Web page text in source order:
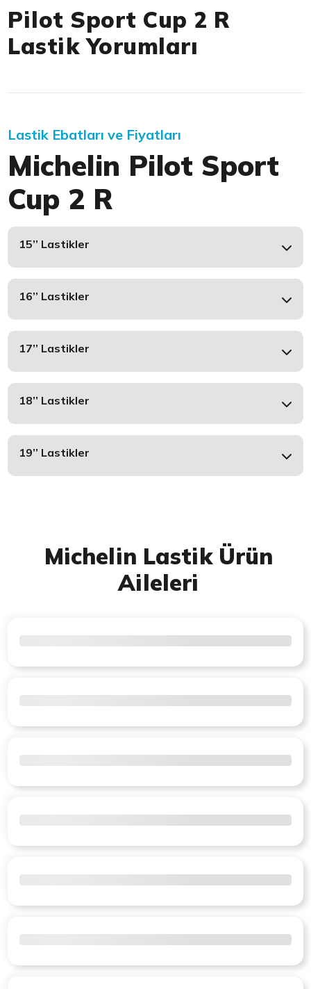
Pilot Sport Cup 2 R
Lastik Yorumları
Lastik Ebatları ve Fiyatları
Michelin Pilot Sport
Cup 2 R
15’’ Lastikler
16’’ Lastikler
17’’ Lastikler
18’’ Lastikler
19’’ Lastikler
Michelin Lastik Ürün
Aileleri